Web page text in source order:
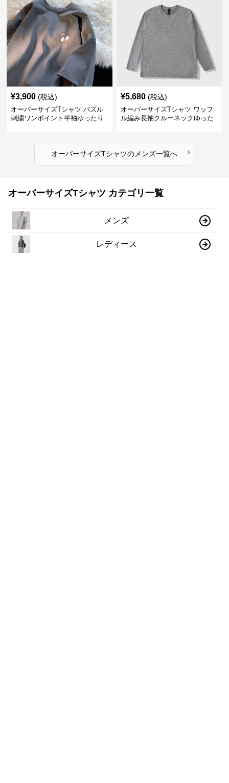
¥3,900 (税込)
オーバーサイズTシャツ パズル
刺繍ワンポイント半袖ゆったり
¥5,680 (税込)
オーバーサイズTシャツ ワッフ
ル編み長袖クルーネックゆった
オーバーサイズTシャツの メンズ一覧へ ›
オーバーサイズTシャツ カテゴリ一覧
メンズ
レディース